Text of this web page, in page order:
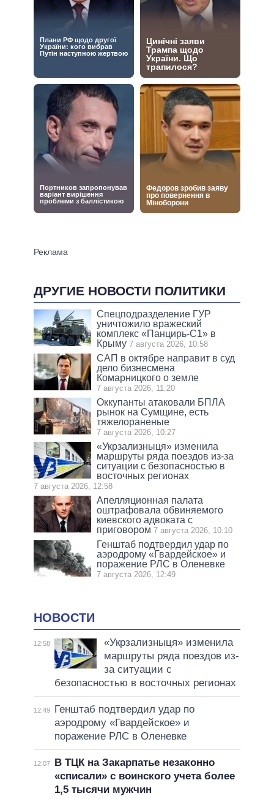
ДРУГИЕ НОВОСТИ ПОЛИТИКИ
Спецподразделение ГУР
уничтожило вражеский
комплекс «Панцирь-С1» в
Крыму 7 августа 2026, 10:58
САП в октябре направит в суд
дело бизнесмена
Комарницкого о земле
7 августа 2026, 11:20
Оккупанты атаковали БПЛА
рынок на Сумщине, есть
тяжелораненые
7 августа 2026, 10:27
«Укрзализныця» изменила
маршруты ряда поездов из-за
ситуации с безопасностью в
восточных регионах
7 августа 2026, 12:58
Апелляционная палата
оштрафовала обвиняемого
киевского адвоката с
приговором 7 августа 2026, 10:10
Генштаб подтвердил удар по
аэродрому «Гвардейское» и
поражение РЛС в Оленевке
7 августа 2026, 12:49
НОВОСТИ
12:58
«Укрзализныця» изменила
маршруты ряда поездов из-
за ситуации с
безопасностью в восточных регионах
12:49
Генштаб подтвердил удар по
аэродрому «Гвардейское» и
поражение РЛС в Оленевке
12:07
В ТЦК на Закарпатье незаконно
«списали» с воинского учета более
1,5 тысячи мужчин